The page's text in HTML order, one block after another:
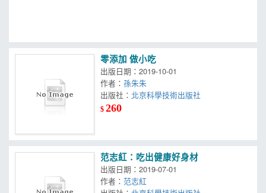
零添加 做小吃
出版日期：2019-10-01
作者：孫朱朱
出版社：北京科學技術出版社
$260
范志紅：吃出健康好身材
出版日期：2019-07-01
作者：范志紅